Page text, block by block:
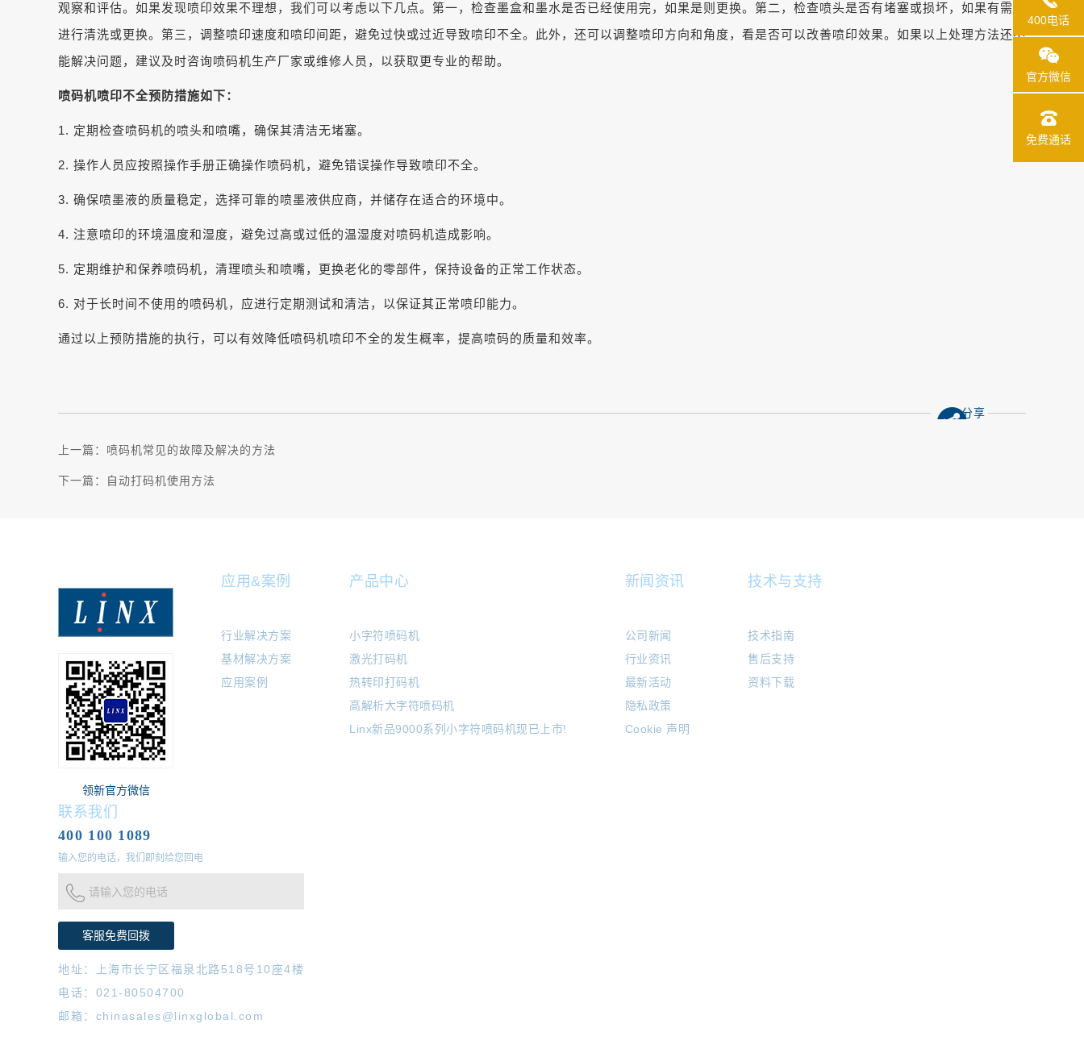
观察和评估。如果发现喷印效果不理想，我们可以考虑以下几点。第一，检查墨盒和墨水是否已经使用完，如果是则更换。第二，检查喷头是否有堵塞或损坏，如果有需要
进行清洗或更换。第三，调整喷印速度和喷印间距，避免过快或过近导致喷印不全。此外，还可以调整喷印方向和角度，看是否可以改善喷印效果。如果以上处理方法还不
能解决问题，建议及时咨询喷码机生产厂家或维修人员，以获取更专业的帮助。
喷码机喷印不全预防措施如下：
1. 定期检查喷码机的喷头和喷嘴，确保其清洁无堵塞。
2. 操作人员应按照操作手册正确操作喷码机，避免错误操作导致喷印不全。
3. 确保喷墨液的质量稳定，选择可靠的喷墨液供应商，并储存在适合的环境中。
4. 注意喷印的环境温度和湿度，避免过高或过低的温湿度对喷码机造成影响。
5. 定期维护和保养喷码机，清理喷头和喷嘴，更换老化的零部件，保持设备的正常工作状态。
6. 对于长时间不使用的喷码机，应进行定期测试和清洁，以保证其正常喷印能力。
通过以上预防措施的执行，可以有效降低喷码机喷印不全的发生概率，提高喷码的质量和效率。
上一篇： 喷码机常见的故障及解决的方法
下一篇： 自动打码机使用方法
分享
领新官方微信
应用&案例
行业解决方案
基材解决方案
应用案例
产品中心
小字符喷码机
激光打码机
热转印打码机
高解析大字符喷码机
Linx新品9000系列小字符喷码机现已上市!
新闻资讯
公司新闻
行业资讯
最新活动
隐私政策
Cookie 声明
技术与支持
技术指南
售后支持
资料下载
联系我们
400 100 1089
输入您的电话，我们即刻给您回电
请输入您的电话
地址：上海市长宁区福泉北路518号10座4楼
电话：021-80504700
邮箱：chinasales@linxglobal.com
400电话
官方微信
免费通话